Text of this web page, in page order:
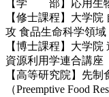
【学 部】応用生
【修士課程】大学
攻 食品生命科学領域
【博士課程】大学
資源利用学連合講座
【高等研究院】先
（Preemptive Food